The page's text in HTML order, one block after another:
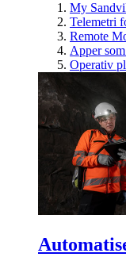
My
Telemetri
Remote
Apper
Operativ